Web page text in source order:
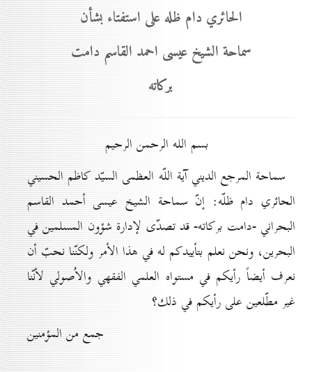
الحائري دام ظله على استفتاء بشأن
سماحة الشيخ عيسى احمد القاسم دامت
بركاته
بسم الله الرحمن الرحيم
سماحة المرجع الديني آية اللّه العظمى السيّد كاظم الحسيني
الحائري دام ظلّه: إنّ سماحة الشيخ عيسى أحمد القاسم
البحراني -دامت بركاته- قد تصدّى لإدارة شؤون المسلمين في
البحرين، ونحن نعلم بتأييدكم له في هذا الأمر ولكنّنا نحبّ أن
نعرف أيضاً رأيكم في مستواه العلمي الفقهي والاُصولي لأنّنا
غير مطّلعين على رأيكم في ذلك؟
جمع من المؤمنين